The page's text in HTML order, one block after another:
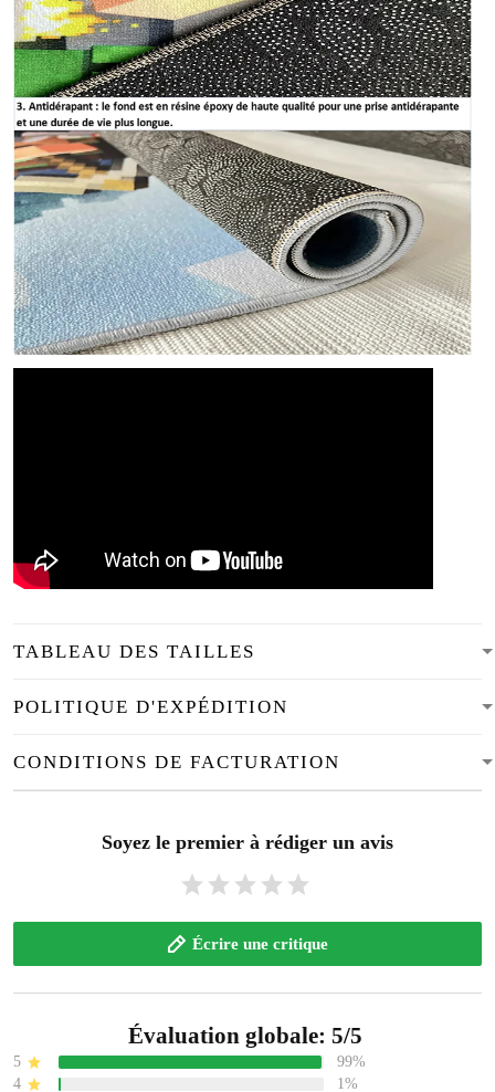
TABLEAU DES TAILLES
CONDITIONS DE FACTURATION
Soyez le premier à rédiger un avis
Écrire une critique
Évaluation globale: 5/5
5
99%
0%
2
0%
1
0%